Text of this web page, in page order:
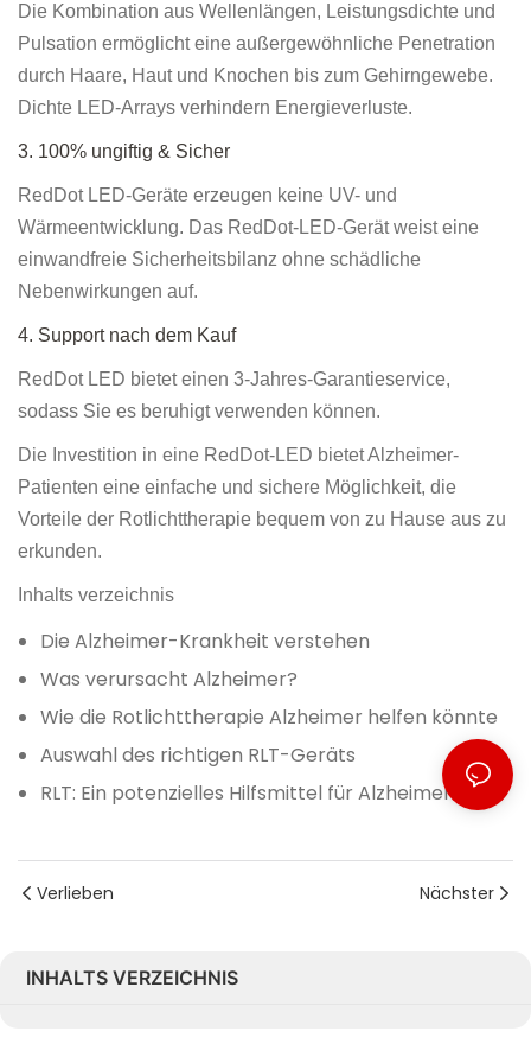
Die Kombination aus Wellenlängen, Leistungsdichte und
Pulsation ermöglicht eine außergewöhnliche Penetration
durch Haare, Haut und Knochen bis zum Gehirngewebe.
Dichte LED-Arrays verhindern Energieverluste.
3. 100% ungiftig & Sicher
RedDot LED-Geräte erzeugen keine UV- und
Wärmeentwicklung. Das RedDot-LED-Gerät weist eine
einwandfreie Sicherheitsbilanz ohne schädliche
Nebenwirkungen auf.
4. Support nach dem Kauf
RedDot LED bietet einen 3-Jahres-Garantieservice,
sodass Sie es beruhigt verwenden können.
Die Investition in eine RedDot-LED bietet Alzheimer-
Patienten eine einfache und sichere Möglichkeit, die
Vorteile der Rotlichttherapie bequem von zu Hause aus zu
erkunden.
Inhalts verzeichnis
Die Alzheimer-Krankheit verstehen
Was verursacht Alzheimer?
Wie die Rotlichttherapie Alzheimer helfen könnte
Auswahl des richtigen RLT-Geräts
RLT: Ein potenzielles Hilfsmittel für Alzheimer
Verlieben Nächster
INHALTS VERZEICHNIS